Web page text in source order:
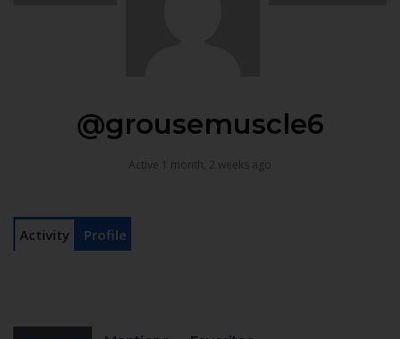
@grousemuscle6
Active 1 month, 2 weeks ago
Activity Profile